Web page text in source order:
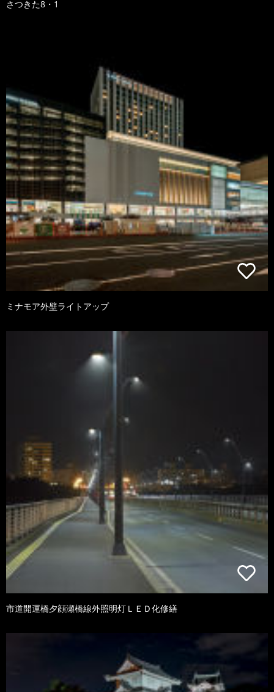
さつきた8・1
ミナモア外壁ライトアップ
市道開運橋夕顔瀬橋線外照明灯ＬＥＤ化修繕